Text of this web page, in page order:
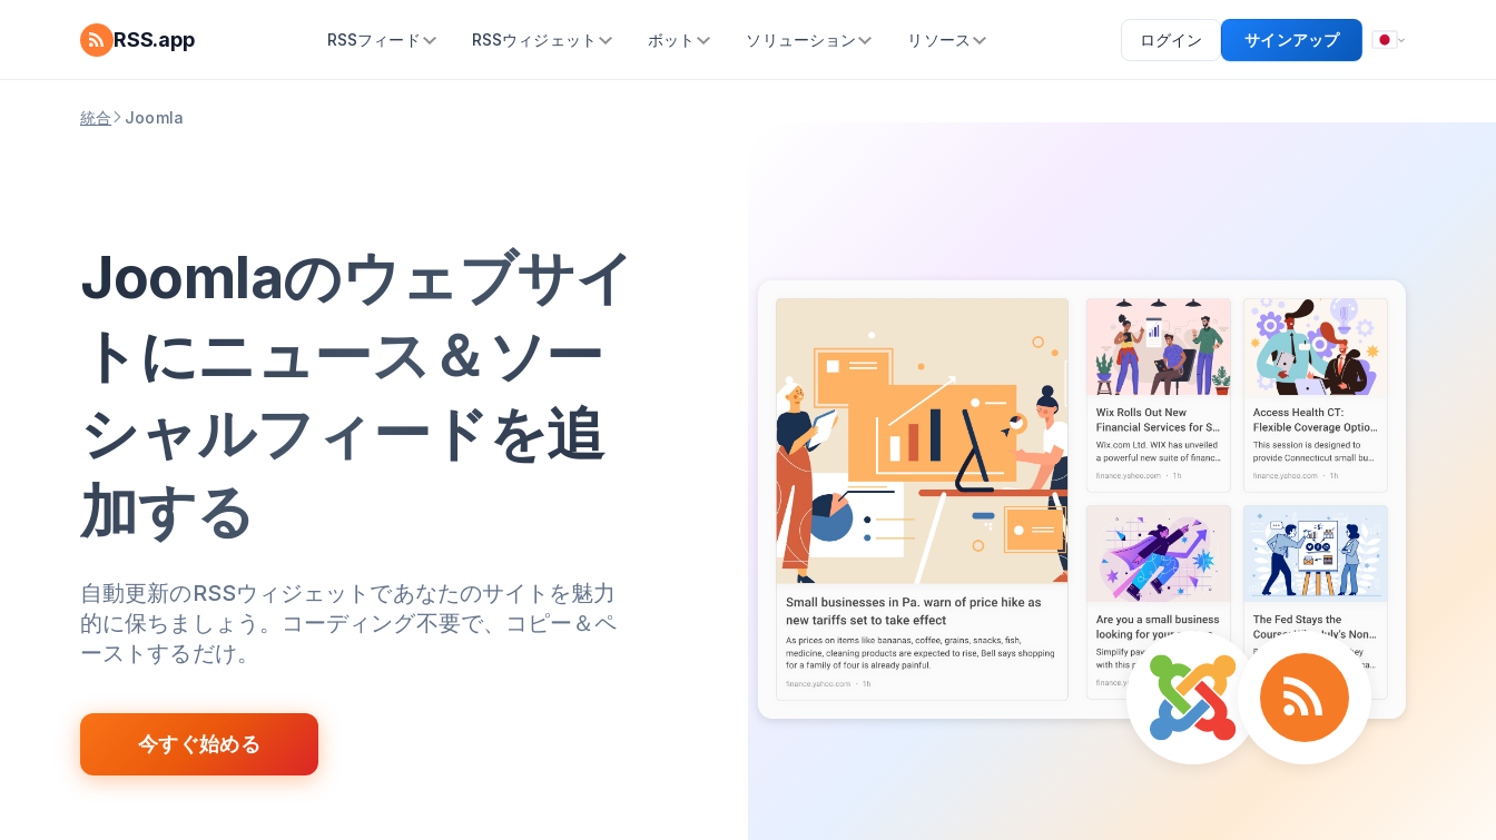
RSS.app RSSフィード RSSウィジェット ボット ソリューション リソース ログイン サインアップ
統合 Joomla
Joomlaのウェブサイ
トにニュース＆ソー
シャルフィードを追
加する
自動更新のRSSウィジェットであなたのサイトを魅力
的に保ちましょう。コーディング不要で、コピー＆ペ
ーストするだけ。
今すぐ始める